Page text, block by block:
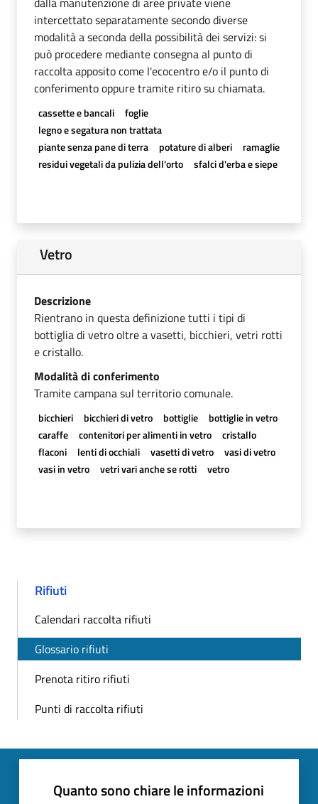
intercettato separatamente secondo diverse
modalità a seconda della possibilità dei servizi: si
può procedere mediante consegna al punto di
raccolta apposito come l'ecocentro e/o il punto di
conferimento oppure tramite ritiro su chiamata.
cassette e bancali
foglie
legno e segatura non trattata
piante senza pane di terra
potature di alberi
ramaglie
residui vegetali da pulizia dell'orto
sfalci d'erba e siepe
Vetro
Descrizione
Rientrano in questa definizione tutti i tipi di
bottiglia di vetro oltre a vasetti, bicchieri, vetri rotti
e cristallo.
Modalità di conferimento
Tramite campana sul territorio comunale.
bicchieri bicchieri di vetro bottiglie
bottiglie in vetro
caraffe
contenitori per alimenti in vetro
cristallo
flaconi
lenti di occhiali vasetti di vetro
vasi di vetro
vasi in vetro
vetri vari anche se rotti vetro
Rifiuti
Calendari raccolta rifiuti
Glossario rifiuti
Prenota ritiro rifiuti
Punti di raccolta rifiuti
Quanto sono chiare le informazioni